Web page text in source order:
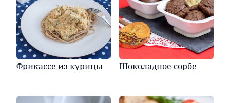
Фрикассе из курицы Шоколадное сорбе